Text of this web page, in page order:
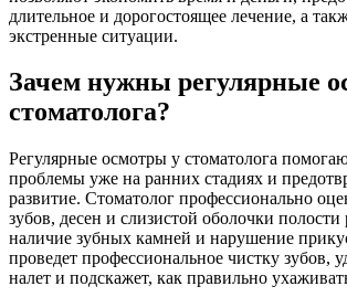
длительное и дорогостоящее лечение, а
экстренные ситуации.
Зачем нужны регулярные
стоматолога?
Регулярные осмотры у стоматолога
проблемы уже на ранних стадиях и
развитие. Стоматолог профессионально
зубов, десен и слизистой оболочки полости
наличие зубных камней и нарушение
проведет профессиональное чистку зубов,
налет и подскажет, как правильно